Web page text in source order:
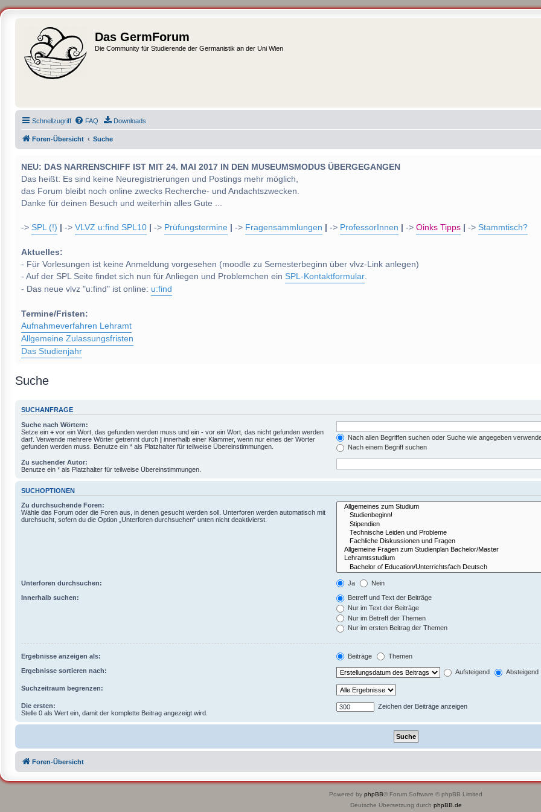
Das GermForum
Die Community für Studierende der Germanistik an der Uni Wien
Schnellzugriff FAQ Downloads
Foren-Übersicht Suche
NEU: DAS NARRENSCHIFF IST MIT 24. MAI 2017 IN DEN MUSEUMSMODUS ÜBERGEGANGEN
Das heißt: Es sind keine Neuregistrierungen und Postings mehr möglich,
das Forum bleibt noch online zwecks Recherche- und Andachtszwecken.
Danke für deinen Besuch und weiterhin alles Gute ...
-> SPL (!) -> VLVZ u:find SPL10 -> Prüfungstermine -> Fragensammlungen -> ProfessorInnen -> Oinks Tipps -> Stammtisch?
Aktuelles:
- Für Vorlesungen ist keine Anmeldung vorgesehen (moodle zu Semesterbeginn über vlvz-Link anlegen)
- Auf der SPL Seite findet sich nun für Anliegen und Problemchen ein SPL-Kontaktformular.
- Das neue vlvz "u:find" ist online: u:find
Termine/Fristen:
Aufnahmeverfahren Lehramt
Allgemeine Zulassungsfristen
Das Studienjahr
Suche
SUCHANFRAGE
Suche nach Wörtern:
Setze ein + vor ein Wort, das gefunden werden muss und ein - vor ein Wort, das nicht gefunden werden
darf. Verwende mehrere Wörter getrennt durch | innerhalb einer Klammer, wenn nur eines der Wörter
gefunden werden muss. Benutze ein * als Platzhalter für teilweise Übereinstimmungen.
Nach allen Begriffen suchen oder Suche wie angegeben
Nach einem Begriff suchen
Zu suchender Autor:
Benutze ein * als Platzhalter für teilweise Übereinstimmungen.
SUCHOPTIONEN
Zu durchsuchende Foren:
Wähle das Forum oder die Foren aus, in denen gesucht werden soll. Unterforen werden automatisch mit
durchsucht, sofern du die Option „Unterforen durchsuchen“ unten nicht deaktivierst.
Unterforen durchsuchen: Ja Nein
Innerhalb suchen:
Betreff und Text der Beiträge
Nur im Text der Beiträge
Nur im Betreff der Themen
Nur im ersten Beitrag der Themen
Ergebnisse anzeigen als: Beiträge Themen
Ergebnisse sortieren nach: Aufsteigend Absteigend
Suchzeitraum begrenzen:
Die ersten:
Stelle 0 als Wert ein, damit der komplette Beitrag angezeigt wird.
Zeichen der Beiträge anzeigen
Foren-Übersicht
Powered by phpBB® Forum Software © phpBB Limited
Deutsche Übersetzung durch phpBB.de